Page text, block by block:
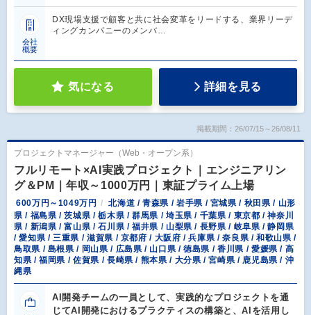
会社
概要
DX現場支援で顧客と共に社会変革をリードする、業界リーデ
ィングカンパニーのメンバ…
気になる 詳細を見る
掲載期間：26/07/15～26/08/11
プロジェクトマネージャー（Web・オープン系）
フルリモート×AI実践プロジェクト｜エンジニアリン
グ＆PM｜年収～1000万円｜東証プライム上場
600万円～1049万円
北海道 / 青森県 / 岩手県 / 宮城県 / 秋田県 / 山形
県 / 福島県 / 茨城県 / 栃木県 / 群馬県 / 埼玉県 / 千葉県 / 東京都 / 神奈川
県 / 新潟県 / 富山県 / 石川県 / 福井県 / 山梨県 / 長野県 / 岐阜県 / 静岡県
/ 愛知県 / 三重県 / 滋賀県 / 京都府 / 大阪府 / 兵庫県 / 奈良県 / 和歌山県 /
鳥取県 / 島根県 / 岡山県 / 広島県 / 山口県 / 徳島県 / 香川県 / 愛媛県 / 高
知県 / 福岡県 / 佐賀県 / 長崎県 / 熊本県 / 大分県 / 宮崎県 / 鹿児島県 / 沖
縄県
AI開発チームの一員として、実践的なプロジェクトを通
じてAI開発におけるプラクティスの構築と、AIを活用し